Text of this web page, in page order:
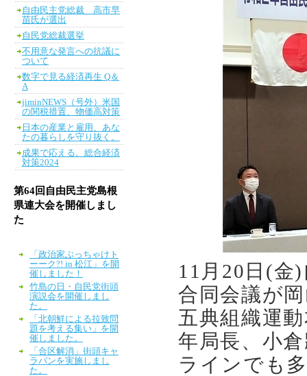
11月20日(金
合同会議が
五典組織運
年局長、小
ラインでも
自由民主党総裁 高市早
苗氏が選出
自民党総裁選挙
不用意な発言への抗議に
ついて
数字で見る経済再生 Q＆
A
jiminNEWS（号外）米国
の関税措置、物価高対策
日本の産業と雇用、あな
たの暮らしを守り抜く。
成果で応える。総合経済
対策2024
第64回自由民主党島根
県連大会を開催しまし
た
「政治家ぶっちゃけト
ーーク?! in 松江」を開
催しました！
竹島の日・自民党街頭
演説会を開催しまし
た。
「北朝鮮による拉致問
題を考える集い」を開
催しました。
「合区解消」街頭キャ
ラバンを実施しまし
た。